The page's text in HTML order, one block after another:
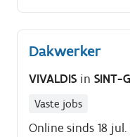
wij zoeken. Je
Dakwerker
VIVALDIS in SINT-
Vaste jobs
Online sinds 18 jul.